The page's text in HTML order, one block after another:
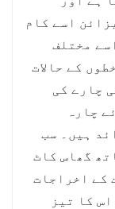
اور سبز
متعدد
اسے کام
مختلف
کے حالات
چارے کی
چارہ
ہیں۔ سب
گھاس کاٹ
کے اخراجات
کا تیز